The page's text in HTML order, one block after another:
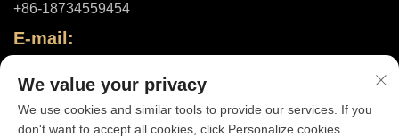
+86-18734559454
E-mail:
Ophavsret © 2025 af Shanxi ShuheHealth Co., Ltd. |Privatlivspolitik
We value your privacy
We use cookies and similar tools to provide our services. If you
don't want to accept all cookies, click Personalize cookies.